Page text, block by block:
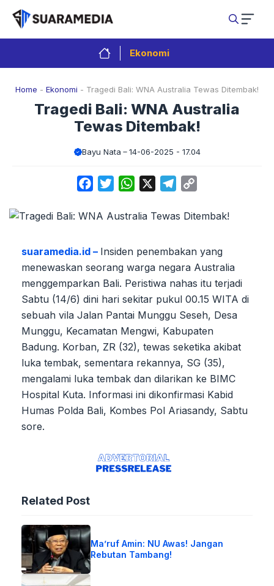
Langsung
isi
Ekonomi
Home - Ekonomi - Tragedi Bali: WNA Australia Tewas Ditembak!
Tragedi Bali: WNA Australia
Tewas Ditembak!
Bayu Nata 14-06-2025 - 17.04
FacebookTwitterWhatsApp Telegram
suaramedia.id – Insiden penembakan yang
menewaskan seorang warga negara Australia
menggemparkan Bali. Peristiwa nahas itu terjadi
Sabtu (14/6) dini hari sekitar pukul 00.15 WITA di
sebuah vila Jalan Pantai Munggu Seseh, Desa
Munggu, Kecamatan Mengwi, Kabupaten
Badung. Korban, ZR (32), tewas seketika akibat
luka tembak, sementara rekannya, SG (35),
mengalami luka tembak dan dilarikan ke BIMC
Hospital Kuta. Informasi ini dikonfirmasi Kabid
Humas Polda Bali, Kombes Pol Ariasandy, Sabtu
sore.
Related Post
Ma’ruf Amin: NU Awas! Jangan
Rebutan Tambang!